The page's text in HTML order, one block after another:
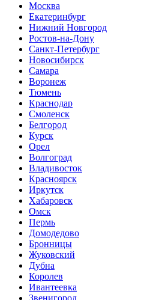
Москва
Екатеринбург
Нижний Новгород
Ростов-на-Дону
Санкт-Петербург
Новосибирск
Самара
Воронеж
Тюмень
Краснодар
Смоленск
Белгород
Курск
Орел
Волгоград
Владивосток
Красноярск
Иркутск
Хабаровск
Омск
Пермь
Домодедово
Бронницы
Жуковский
Дубна
Королев
Ивантеевка
Звенигород